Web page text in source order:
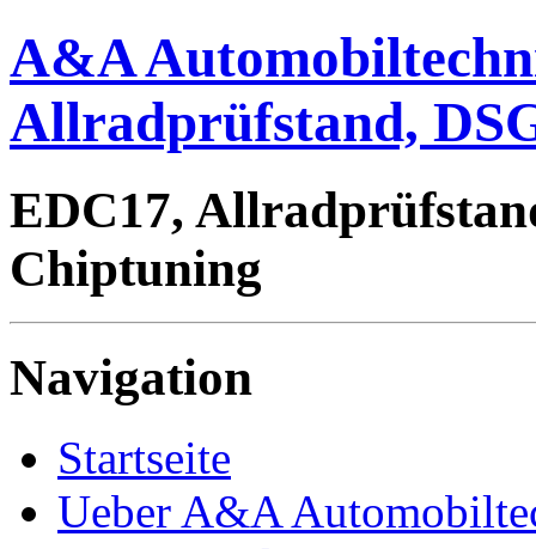
A&A
Allradprüfstand,
EDC17,
Chiptuning
Navigation
Startseite
Ueber A&A